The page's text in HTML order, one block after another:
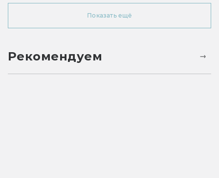
Показать ещё
Рекомендуем